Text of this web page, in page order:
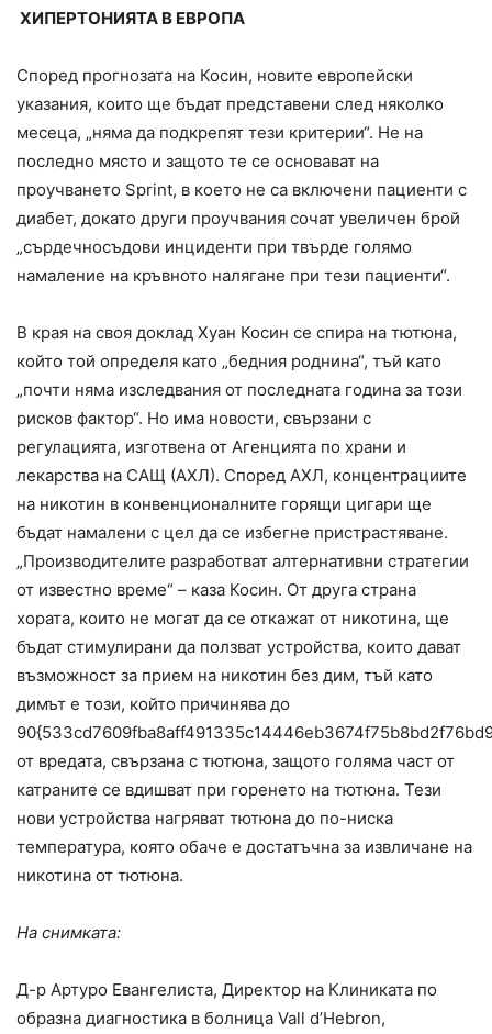
ХИПЕРТОНИЯТА В ЕВРОПА
Според прогнозата на Косин, новите европейски
указания, които ще бъдат представени след няколко
месеца, „няма да подкрепят тези критерии“. Не на
последно място и защото те се основават на
проучването Sprint, в което не са включени пациенти с
диабет, докато други проучвания сочат увеличен брой
„сърдечносъдови инциденти при твърде голямо
намаление на кръвното налягане при тези пациенти“.
В края на своя доклад Хуан Косин се спира на тютюна,
който той определя като „бедния роднина“, тъй като
„почти няма изследвания от последната година за този
рисков фактор“. Но има новости, свързани с
регулацията, изготвена от Агенцията по храни и
лекарства на САЩ (АХЛ). Според АХЛ, концентрациите
на никотин в конвенционалните горящи цигари ще
бъдат намалени с цел да се избегне пристрастяване.
„Производителите разработват алтернативни стратегии
от известно време“ – каза Косин. От друга страна
хората, които не могат да се откажат от никотина, ще
бъдат стимулирани да ползват устройства, които дават
възможност за прием на никотин без дим, тъй като
димът е този, който причинява до
от вредата, свързана с тютюна, защото голяма част от
катраните се вдишват при горенето на тютюна. Тези
нови устройства нагряват тютюна до по-ниска
температура, която обаче е достатъчна за извличане на
никотина от тютюна.
На снимката:
Д-р Артуро Евангелиста, Директор на Клиниката по
образна диагностика в болница Vall d’Hebron,